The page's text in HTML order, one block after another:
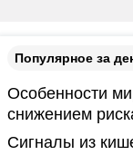
Популярное за
Особенности
снижением
Сигналы из